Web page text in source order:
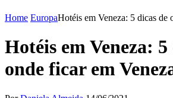
Home EuropaHotéis em Veneza: 5 dicas de
Hotéis em Veneza: 5
onde ficar em